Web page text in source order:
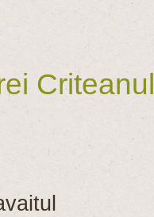
Criteanul